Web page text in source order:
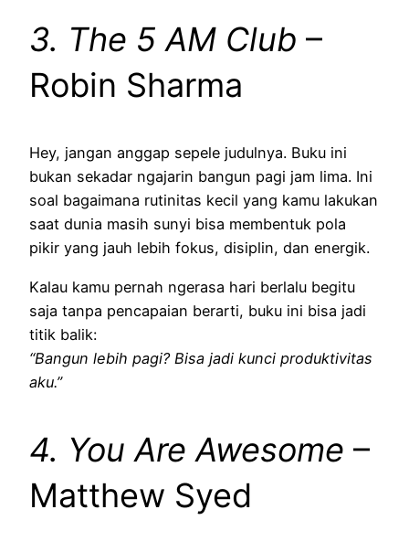
3. The 5 AM Club –
Robin Sharma
Hey, jangan anggap sepele judulnya. Buku ini
bukan sekadar ngajarin bangun pagi jam lima. Ini
soal bagaimana rutinitas kecil yang kamu lakukan
saat dunia masih sunyi bisa membentuk pola
pikir yang jauh lebih fokus, disiplin, dan energik.
Kalau kamu pernah ngerasa hari berlalu begitu
saja tanpa pencapaian berarti, buku ini bisa jadi
titik balik:
“Bangun lebih pagi? Bisa jadi kunci produktivitas
aku.”
4. You Are Awesome –
Matthew Syed